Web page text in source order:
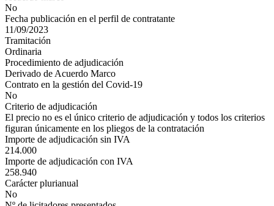
No
Fecha publicación en el perfil de contratante
11/09/2023
Tramitación
Ordinaria
Procedimiento de adjudicación
Derivado de Acuerdo Marco
Contrato en la gestión del Covid-19
No
Criterio de adjudicación
El precio no es el único criterio de adjudicación y todos los criterios
figuran únicamente en los pliegos de la contratación
Importe de adjudicación sin IVA
214.000
Importe de adjudicación con IVA
258.940
Carácter plurianual
No